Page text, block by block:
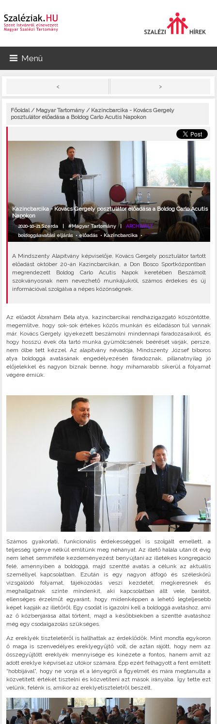
Menü
< >
Főoldal/ Magyar Tartomány / Kazincbarcika - Kovács Gergely
posztulátor előadása a Boldog Carlo Acutis Napokon
Kazincbarcika - Kovács Gergely posztulátor előadása a Boldog Carlo Acutis
Napokon
2020-10-21 Szerda |#Magyar Tartomány|ARCHIVÁLT
boldoggáavatási eljárás• előadás• Kazincbarcika •
A Mindszenty Alapítvány képviselője, Kovács Gergely posztulátor tartott
előadást október 20-án Kazincbarcikán, a Don Bosco Sportközpontban
megrendezett Boldog Carlo Acutis Napok keretében Beszámolt
szokványosnak nem nevezhető munkájukról, számos érdekes és új
információval szolgálva a népes közönségnek.
Az előadót Ábrahám Béla atya, kazincbarcikai rendházigazgató köszöntötte,
megemlítve, hogy sok-sok értékes közös munkán és előadáson túl vannak
már. Kovács Gergely igyekezett beszámolni mindennapi fáradozásaikról, és
hogy hosszú évek óta tartó munka gyümölcsének beérését várják, persze,
nem ölbe tett kézzel. Az alapítvány névadója, Mindszenty József bíboros
atya boldoggá avatásának engedélyezésén fáradoznak, pillanatnyilag jó
előjelekkel és nagyon bíznak benne, hogy mihamarabb sikerül a folyamat
végére érniük.
Számos gyakorlati, funkcionális érdekességgel is szolgált emellett, a
teljesség igénye nélkül említünk meg néhányat. Az illető halála után öt évig
nem lehet semmiféle kezdeményezést benyújtani az illetékes kongregáció
felé, amennyiben a boldoggá, majd szentté avatás a célunk az aktuális
személlyel kapcsolatban. Ezután is egy nagyon átfogó és széleskörű
vizsgálódó folyamat, tájékozódás veszi kezdetét, megkeresnek és
meghallgatnak szinte mindenkit, aki kapcsolatban állt vele, barátot,
ellenséges érzelműt egyaránt, hogy midenképpen a lehető legteljesebb
képet kapják az illetőről. Egy csodát is igazolni kell a boldoggá avatáshoz, ami
az ő közbenjárása által történt, majd a későbbiekben a szentté avatáshoz
még egy csodaigazolás szükséges.
Az ereklyék tiszteletéről is hallhattak az érdeklődők. Mint mondta egykoron
ő maga is szenvedélyes ereklyegyűjtő volt, de aztán rájött, hogy nem az
összegyűjtött ereklyék mennyisége és kinézete a fontos, hanem amit az
adott ereklye képvisel az utókor számára. Épp ezért felhagyott a fent említett
“hobbijával”, hogy ne vonja el a lényegről a figyelmét és mára megtanulta a
közvetített értékét tisztelni és közvetíteni azt mások irányába. Így tette ezt
velünk, felénk is, amikor az ereklyetiszteletről beszélt.